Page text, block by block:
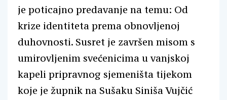
je poticajno predavanje na temu: Od
krize identiteta prema obnovljenoj
duhovnosti. Susret je završen misom s
umirovljenim svećenicima u vanjskoj
kapeli pripravnog sjemeništa tijekom
koje je župnik na Sušaku Siniša Vujčić